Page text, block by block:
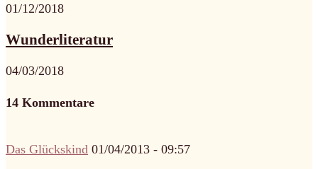
01/12/2018
Wunderliteratur
04/03/2018
14 Kommentare
Das Glückskind 01/04/2013 - 09:57